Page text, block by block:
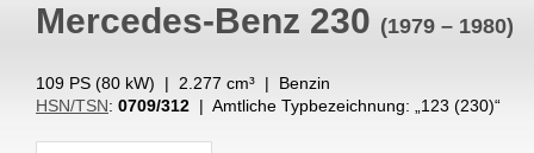
Mercedes-Benz 230 (1979 – 1980)
109 PS (80 kW) | 2.277 cm³ | Benzin
HSN/TSN: 0709/312 | Amtliche Typbezeichnung: „ 123 (230)“